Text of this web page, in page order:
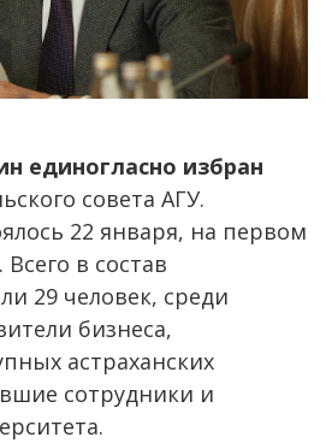
единогласно избран
совета АГУ.
22 января, на первом
в состав
29 человек, среди
бизнеса,
астраханских
сотрудники и